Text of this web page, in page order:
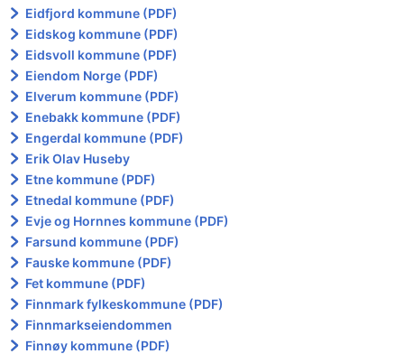
Eidfjord kommune (PDF)
Eidskog kommune (PDF)
Eidsvoll kommune (PDF)
Eiendom Norge (PDF)
Elverum kommune (PDF)
Enebakk kommune (PDF)
Engerdal kommune (PDF)
Erik Olav Huseby
Etne kommune (PDF)
Etnedal kommune (PDF)
Evje og Hornnes kommune (PDF)
Farsund kommune (PDF)
Fauske kommune (PDF)
Fet kommune (PDF)
Finnmark fylkeskommune (PDF)
Finnmarkseiendommen
Finnøy kommune (PDF)